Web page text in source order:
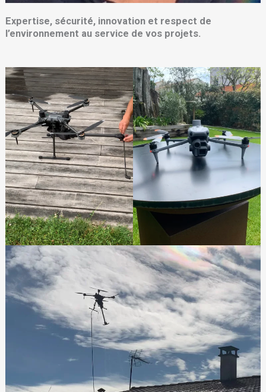
Expertise, sécurité, innovation et respect de
l’environnement au service de vos projets.